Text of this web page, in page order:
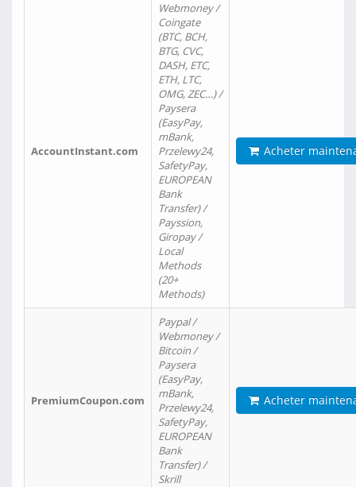
AccountInstant.com
Webmoney /
Coingate
(BTC, BCH,
BTG, CVC,
DASH, ETC,
ETH, LTC,
OMG, ZEC…) /
Paysera
(EasyPay,
mBank,
Przelewy24,
SafetyPay,
EUROPEAN
Bank
Transfer) /
Payssion,
Giropay /
Local
Methods
(20+
Methods)
Acheter
PremiumCoupon.com
Paypal /
Webmoney /
Bitcoin /
Paysera
(EasyPay,
mBank,
Przelewy24,
SafetyPay,
EUROPEAN
Bank
Transfer) /
Skrill
Acheter